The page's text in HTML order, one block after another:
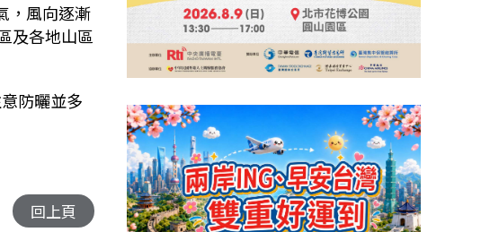
，風向逐漸
及各地山區
防曬並多
回上頁